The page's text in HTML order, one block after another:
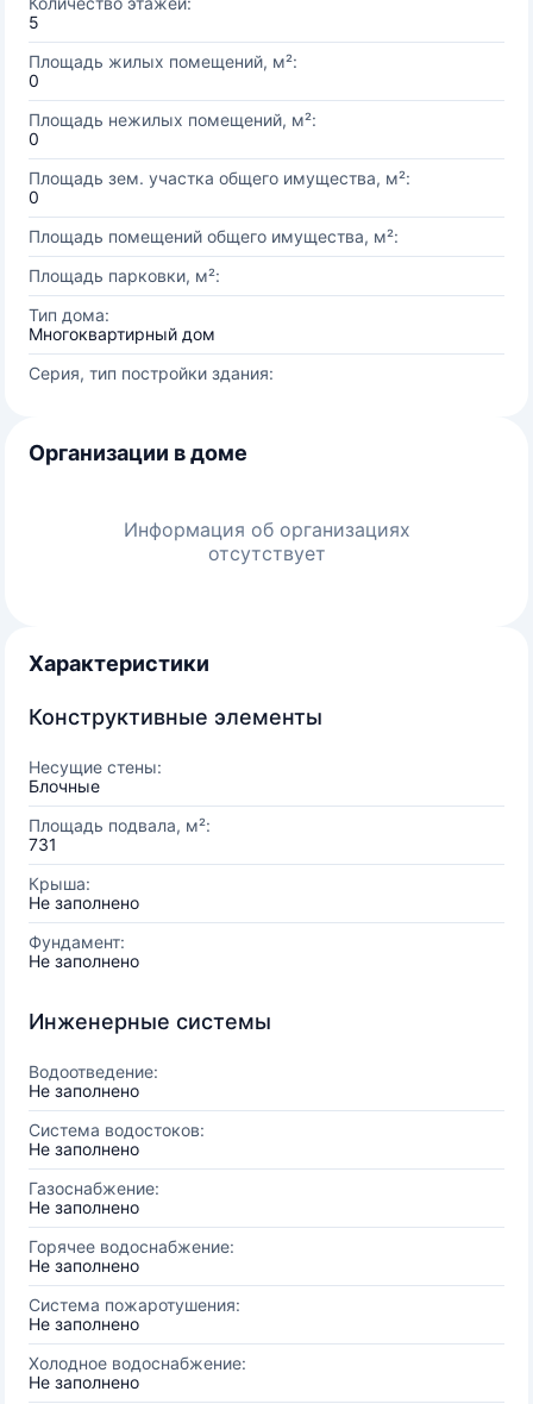
5
Площадь жилых помещений, м²:
0
Площадь нежилых помещений, м²:
0
Площадь зем. участка общего имущества, м²:
0
Площадь помещений общего имущества, м²:
Площадь парковки, м²:
Тип дома:
Многоквартирный дом
Серия, тип постройки здания:
Организации в доме
Информация об организациях
отсутствует
Характеристики
Конструктивные элементы
Несущие стены:
Блочные
Площадь подвала, м²:
731
Крыша:
Не заполнено
Фундамент:
Не заполнено
Инженерные системы
Водоотведение:
Не заполнено
Система водостоков:
Не заполнено
Газоснабжение:
Не заполнено
Горячее водоснабжение:
Не заполнено
Система пожаротушения:
Не заполнено
Холодное водоснабжение:
Не заполнено